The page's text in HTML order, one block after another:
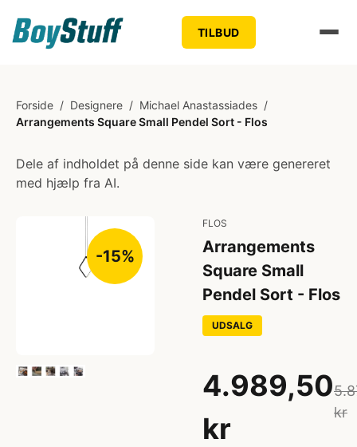
TILBUD
Forside / Designere / Michael Anastassiades /
Arrangements Square Small Pendel Sort - Flos
Dele af indholdet på denne side kan være genereret
med hjælp fra AI.
-15%
FLOS
Arrangements
Square Small
Pendel Sort - Flos
UDSALG
4.989,50
kr
kr